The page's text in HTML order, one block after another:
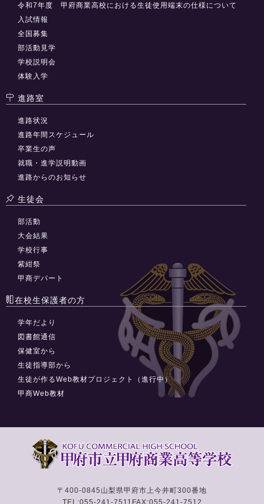
令和7年度 甲府商業高校における生徒使用端末の仕様について
入試情報
全国募集
部活動見学
学校説明会
体験入学
進路室
進路状況
進路年間スケジュール
卒業生の声
就職・進学説明動画
進路からのお知らせ
生徒会
部活動
大会結果
学校行事
紫紺祭
甲商デパート
在校生保護者の方
学年だより
図書館通信
保健室から
生徒指導部から
生徒が作るWeb教材プロジェクト（進行中）
甲商Web教材
〒400-0845 山梨県甲府市上今井町300番地
TEL:055-241-7511 FAX:055-241-7512